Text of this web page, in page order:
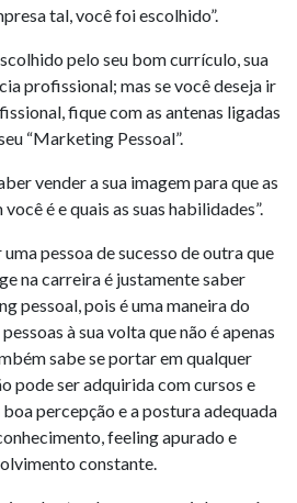
tal, você foi escolhido”.
pelo seu bom currículo, sua
profissional; mas se você deseja ir
fique com as antenas ligadas
“Marketing Pessoal”.
vender a sua imagem para que as
é e quais as suas habilidades”.
pessoa de sucesso de outra que
na carreira é justamente saber
pessoal, pois é uma maneira do
à sua volta que não é apenas
sabe se portar em qualquer
pode ser adquirida com cursos e
percepção e a postura adequada
feeling apurado e
constante.